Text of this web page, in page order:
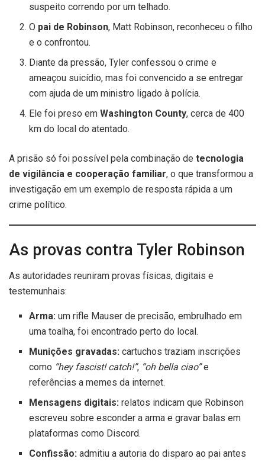
suspeito correndo por um telhado.
O pai de Robinson, Matt Robinson, reconheceu o filho
e o confrontou.
Diante da pressão, Tyler confessou o crime e
ameaçou suicídio, mas foi convencido a se entregar
com ajuda de um ministro ligado à polícia.
Ele foi preso emWashington County, cerca de 400
km do local do atentado.
A prisão só foi possível pela combinação de tecnologia
de vigilância e cooperação familiar, o que transformou a
investigação em um exemplo de resposta rápida a um
crime político.
As provas contra Tyler Robinson
As autoridades reuniram provas físicas, digitais e
testemunhais:
Arma: um rifle Mauser de precisão, embrulhado em
uma toalha, foi encontrado perto do local.
Munições gravadas: cartuchos traziam inscrições
como “hey fascist! catch!”, “oh bella ciao”e
referências a memes da internet.
Mensagens digitais: relatos indicam que Robinson
escreveu sobre esconder a arma e gravar balas em
plataformas como Discord.
Confissão: admitiu a autoria do disparo ao pai antes